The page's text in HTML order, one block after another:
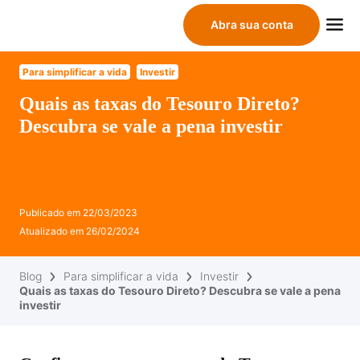
Abra sua conta
Para simplificar a vida Investir
Quais as taxas do Tesouro Direto?
Descubra se vale a pena investir
Publicado em 22/03/2023
Atualizado em 26/02/2024
Blog Para simplificar a vida
Investir
Quais as taxas do Tesouro Direto? Descubra se vale a pena
investir